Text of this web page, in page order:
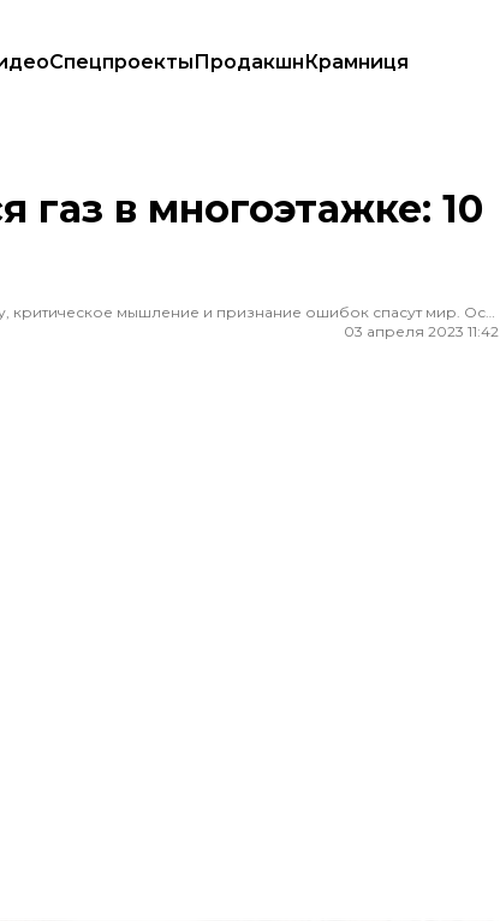
СпецпроектыПродакшнКрамниця
газ в многоэтажке: 10
Редактор ленты новостей hromadske. Считаю, что уважение к каждому, критическое мышление и признание ошибок спасут мир. Особенно люблю новости о науке и космос
03 апреля 2023 11:42